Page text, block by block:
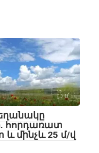
0
հորդառատ
մինչև 25 մ/վ